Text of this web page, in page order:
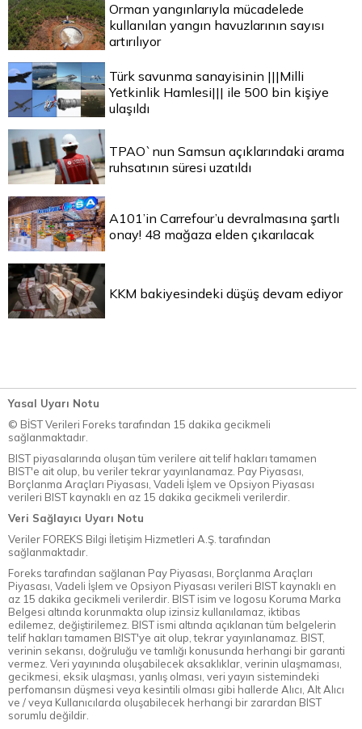
Orman yangınlarıyla mücadelede
kullanılan yangın havuzlarının sayısı
artırılıyor
Türk savunma sanayisinin |||Milli
Yetkinlik Hamlesi||| ile 500 bin kişiye
ulaşıldı
TPAO`nun Samsun açıklarındaki arama
ruhsatının süresi uzatıldı
A101’in Carrefour’u devralmasına şartlı
onay! 48 mağaza elden çıkarılacak
KKM bakiyesindeki düşüş devam ediyor
Yasal Uyarı Notu
© BİST Verileri Foreks tarafından 15 dakika gecikmeli
sağlanmaktadır.
BIST piyasalarında oluşan tüm verilere ait telif hakları tamamen
BIST'e ait olup, bu veriler tekrar yayınlanamaz. Pay Piyasası,
Borçlanma Araçları Piyasası, Vadeli İşlem ve Opsiyon Piyasası
verileri BIST kaynaklı en az 15 dakika gecikmeli verilerdir.
Veri Sağlayıcı Uyarı Notu
Veriler FOREKS Bilgi İletişim Hizmetleri A.Ş. tarafından
sağlanmaktadır.
Foreks tarafından sağlanan Pay Piyasası, Borçlanma Araçları
Piyasası, Vadeli İşlem ve Opsiyon Piyasası verileri BIST kaynaklı en
az 15 dakika gecikmeli verilerdir. BIST isim ve logosu Koruma Marka
Belgesi altında korunmakta olup izinsiz kullanılamaz, iktibas
edilemez, değiştirilemez. BIST ismi altında açıklanan tüm belgelerin
telif hakları tamamen BIST'ye ait olup, tekrar yayınlanamaz. BIST,
verinin sekansı, doğruluğu ve tamlığı konusunda herhangi bir garanti
vermez. Veri yayınında oluşabilecek aksaklıklar, verinin ulaşmaması,
gecikmesi, eksik ulaşması, yanlış olması, veri yayın sistemindeki
perfomansın düşmesi veya kesintili olması gibi hallerde Alıcı, Alt Alıcı
ve / veya Kullanıcılarda oluşabilecek herhangi bir zarardan BIST
sorumlu değildir.